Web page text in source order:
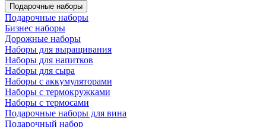
Подарочные наборы
Подарочные наборы
Бизнес наборы
Дорожные наборы
Наборы для выращивания
Наборы для напитков
Наборы для сыра
Наборы с аккумуляторами
Наборы с термокружками
Наборы с термосами
Подарочные наборы для вина
Подарочный набор